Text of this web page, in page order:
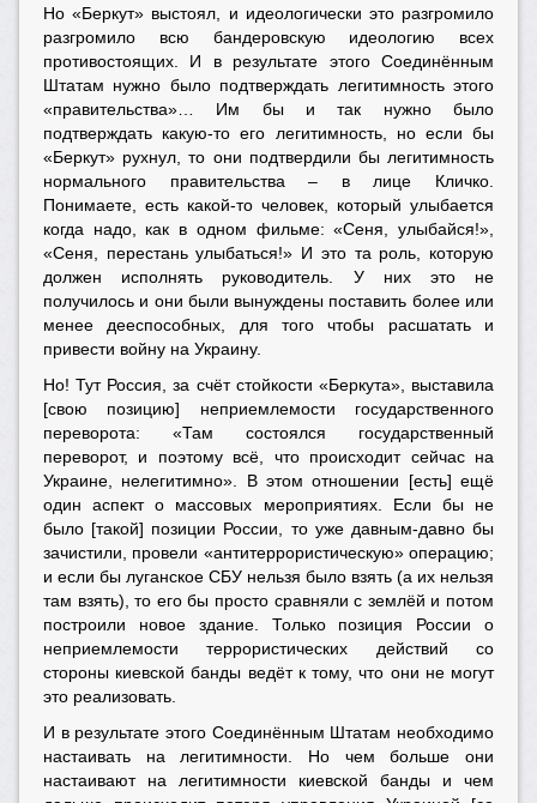
Но «Беркут» выстоял, и идеологически это разгромило
разгромило всю бандеровскую идеологию всех
противостоящих. И в результате этого Соединённым
Штатам нужно было подтверждать легитимность этого
«правительства»… Им бы и так нужно было
подтверждать какую-то его легитимность, но если бы
«Беркут» рухнул, то они подтвердили бы легитимность
нормального правительства – в лице Кличко.
Понимаете, есть какой-то человек, который улыбается
когда надо, как в одном фильме: «Сеня, улыбайся!»,
«Сеня, перестань улыбаться!» И это та роль, которую
должен исполнять руководитель. У них это не
получилось и они были вынуждены поставить более или
менее дееспособных, для того чтобы расшатать и
привести войну на Украину.
Но! Тут Россия, за счёт стойкости «Беркута», выставила
[свою позицию] неприемлемости государственного
переворота: «Там состоялся государственный
переворот, и поэтому всё, что происходит сейчас на
Украине, нелегитимно». В этом отношении [есть] ещё
один аспект о массовых мероприятиях. Если бы не
было [такой] позиции России, то уже давным-давно бы
зачистили, провели «антитеррористическую» операцию;
и если бы луганское СБУ нельзя было взять (а их нельзя
там взять), то его бы просто сравняли с землёй и потом
построили новое здание. Только позиция России о
неприемлемости террористических действий со
стороны киевской банды ведёт к тому, что они не могут
это реализовать.
И в результате этого Соединённым Штатам необходимо
настаивать на легитимности. Но чем больше они
настаивают на легитимности киевской банды и чем